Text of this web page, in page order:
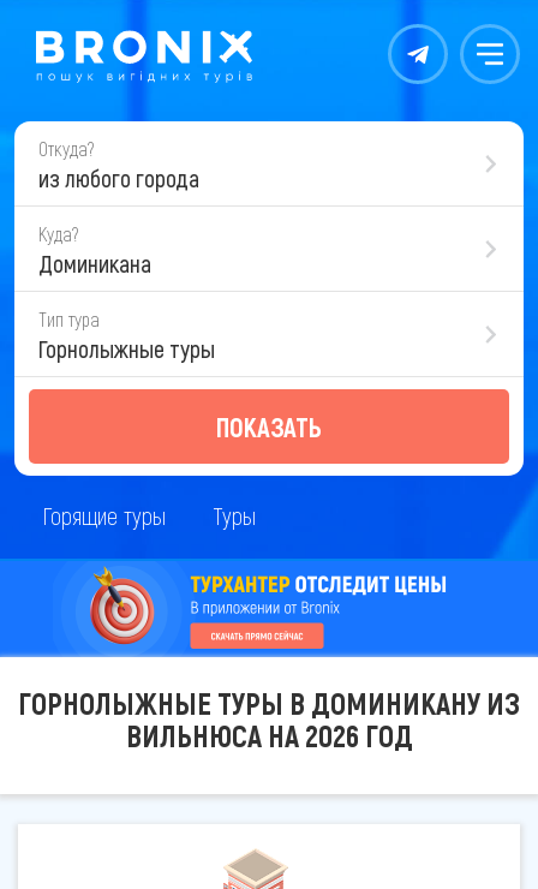
Контакты Меню
Откуда?
из любого города
Куда?
Доминикана
Тип тура
Горнолыжные туры
ПОКАЗАТЬ
Горящие туры Туры
ГОРНОЛЫЖНЫЕ ТУРЫ В ДОМИНИКАНУ ИЗ
ВИЛЬНЮСА НА 2026 ГОД